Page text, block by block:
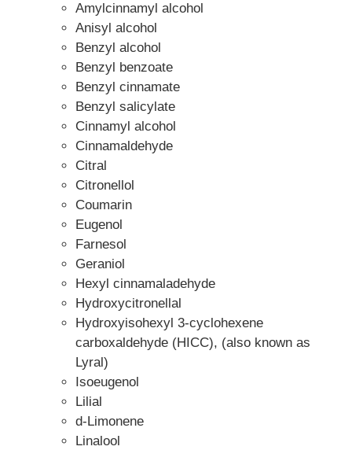
Amylcinnamyl alcohol
Anisyl alcohol
Benzyl alcohol
Benzyl benzoate
Benzyl cinnamate
Benzyl salicylate
Cinnamyl alcohol
Cinnamaldehyde
Citral
Citronellol
Coumarin
Eugenol
Farnesol
Geraniol
Hexyl cinnamaladehyde
Hydroxycitronellal
Hydroxyisohexyl 3-cyclohexene
carboxaldehyde (HICC), (also known as
Lyral)
Isoeugenol
Lilial
d-Limonene
Linalool